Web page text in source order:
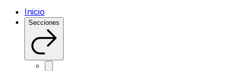
Inicio
Secciones